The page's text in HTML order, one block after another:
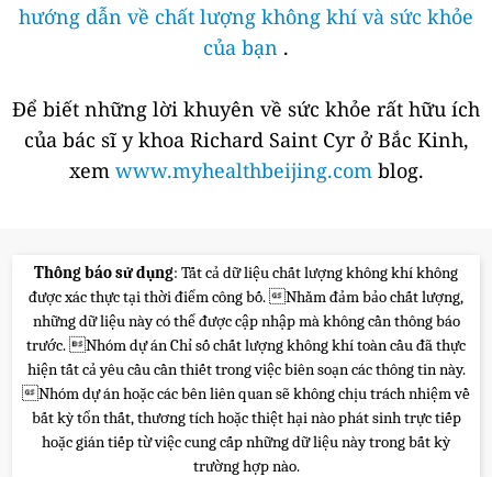
hướng dẫn về chất lượng không khí và sức khỏe
của bạn .
Để biết những lời khuyên về sức khỏe rất hữu ích
của bác sĩ y khoa Richard Saint Cyr ở Bắc Kinh,
xem www.myhealthbeijing.com blog.
Thông báo sử dụng: Tất cả dữ liệu chất lượng không khí không
được xác thực tại thời điểm công bố. Nhằm đảm bảo chất lượng,
những dữ liệu này có thể được cập nhập mà không cần thông báo
trước. Nhóm dự án Chỉ số chất lượng không khí toàn cầu đã thực
hiện tất cả yêu cầu cần thiết trong việc biên soạn các thông tin này.
Nhóm dự án hoặc các bên liên quan sẽ không chịu trách nhiệm về
bất kỳ tổn thất, thương tích hoặc thiệt hại nào phát sinh trực tiếp
hoặc gián tiếp từ việc cung cấp những dữ liệu này trong bất kỳ
trường hợp nào.